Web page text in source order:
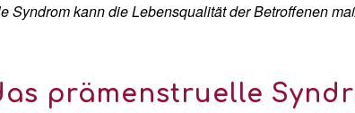
Syndrom kann die Lebensqualität der Betroffenen
prämenstruelle